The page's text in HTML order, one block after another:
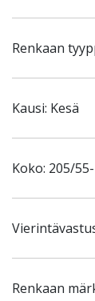
Renkaan
Kausi: Kesä
Koko: 205/
Renkaan